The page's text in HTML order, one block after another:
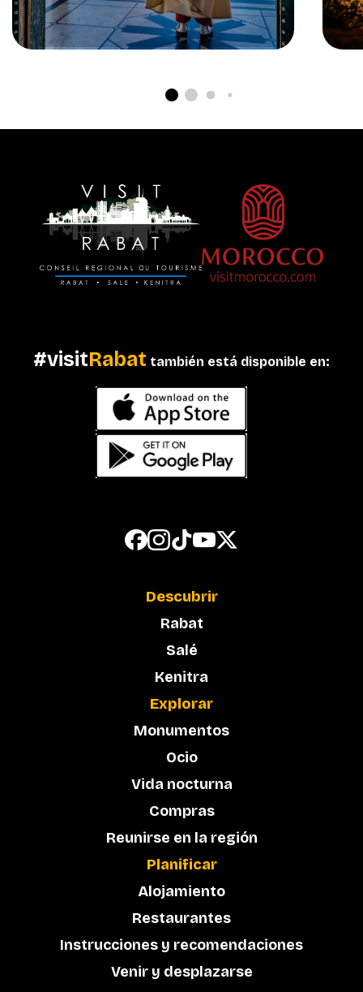
#visitRabat también está disponible en:
Descubrir
Rabat
Salé
Kenitra
Explorar
Monumentos
Ocio
Vida nocturna
Compras
Reunirse en la región
Planificar
Alojamiento
Restaurantes
Instrucciones y recomendaciones
Venir y desplazarse